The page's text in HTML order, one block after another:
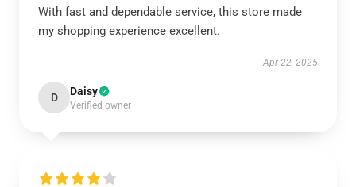
With fast and dependable service, this store made
my shopping experience excellent.
Apr 22, 2025
D Daisy
Verified owner